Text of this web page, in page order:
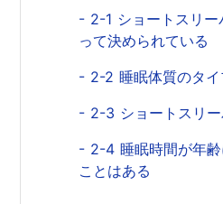
- 2-1 ショートスリー
って決められている
- 2-2 睡眠体質のタ
- 2-3 ショートスリー
- 2-4 睡眠時間が年齢
ことはある